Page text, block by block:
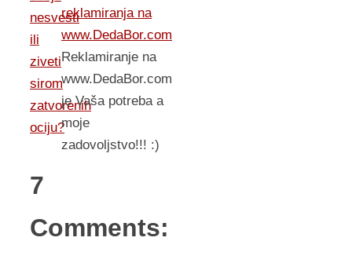
nesvesti
ili
ziveti
sirom
zatvorenih
ociju?
7
Comments:
reklamiranja na
www.DedaBor.com
Reklamiranje na
www.DedaBor.com
je Vaša potreba a
moje
zadovoljstvo!!! :)